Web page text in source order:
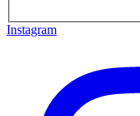
Instagram